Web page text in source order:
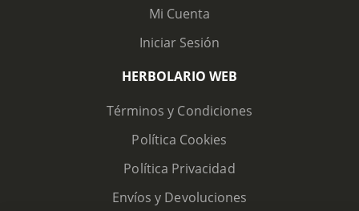
Mi Cuenta
Iniciar Sesión
HERBOLARIO WEB
Términos y Condiciones
Política Cookies
Política Privacidad
Envíos y Devoluciones